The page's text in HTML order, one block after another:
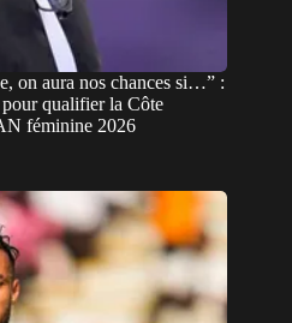
on aura nos chances si…” :
qualifier la Côte
féminine 2026